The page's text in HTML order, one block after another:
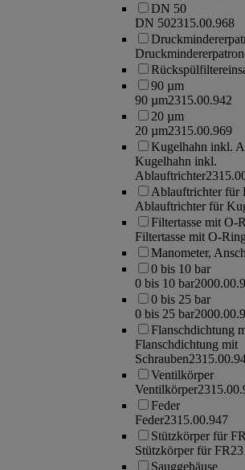
DN 50
DN 502315.00.968
90 µm
90 µm2315.00.942
20 µm
20 µm2315.00.969
Kugelhahn inkl.
Kugelhahn inkl.
Ablauftrichter
Ablauftrichter für
Ablauftrichter für
Filtertasse mit O-
Filtertasse mit O-Ring
Manometer,
0 bis 10 bar
0 bis 10 bar
0 bis 25 bar
0 bis 25 bar
Flanschdichtung
Flanschdichtung mit
Schrauben
Ventilkörper
Ventilkörper
Feder
Feder2315.00.947
Stützkörper für FR
Stützkörper für FR
Sauggehäuse